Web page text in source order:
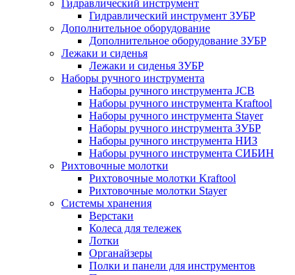
Гидравлический инструмент
Гидравлический инструмент ЗУБР
Дополнительное оборудование
Дополнительное оборудование ЗУБР
Лежаки и сиденья
Лежаки и сиденья ЗУБР
Наборы ручного инструмента
Наборы ручного инструмента JCB
Наборы ручного инструмента Kraftool
Наборы ручного инструмента Stayer
Наборы ручного инструмента ЗУБР
Наборы ручного инструмента НИЗ
Наборы ручного инструмента СИБИН
Рихтовочные молотки
Рихтовочные молотки Kraftool
Рихтовочные молотки Stayer
Системы хранения
Верстаки
Колеса для тележек
Лотки
Органайзеры
Полки и панели для инструментов